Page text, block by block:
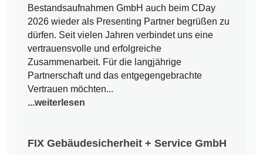
Bestandsaufnahmen GmbH auch beim CDay
2026 wieder als Presenting Partner begrüßen zu
dürfen. Seit vielen Jahren verbindet uns eine
vertrauensvolle und erfolgreiche
Zusammenarbeit. Für die langjährige
Partnerschaft und das entgegengebrachte
Vertrauen möchten...
...weiterlesen
FIX Gebäudesicherheit + Service GmbH